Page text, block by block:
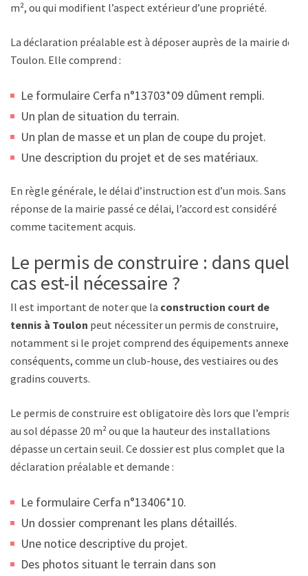
m², ou qui modifient l’aspect extérieur d’une propriété.
La déclaration préalable est à déposer auprès de la mairie de
Toulon. Elle comprend :
Le formulaire Cerfa n°13703*09 dûment rempli.
Un plan de situation du terrain.
Un plan de masse et un plan de coupe du projet.
Une description du projet et de ses matériaux.
En règle générale, le délai d’instruction est d’un mois. Sans
réponse de la mairie passé ce délai, l’accord est considéré
comme tacitement acquis.
Le permis de construire : dans quels
cas est-il nécessaire ?
Il est important de noter que la construction court de
tennis à Toulon peut nécessiter un permis de construire,
notamment si le projet comprend des équipements annexes
conséquents, comme un club-house, des vestiaires ou des
gradins couverts.
Le permis de construire est obligatoire dès lors que l’emprise
au sol dépasse 20 m² ou que la hauteur des installations
dépasse un certain seuil. Ce dossier est plus complet que la
déclaration préalable et demande :
Le formulaire Cerfa n°13406*10.
Un dossier comprenant les plans détaillés.
Une notice descriptive du projet.
Des photos situant le terrain dans son